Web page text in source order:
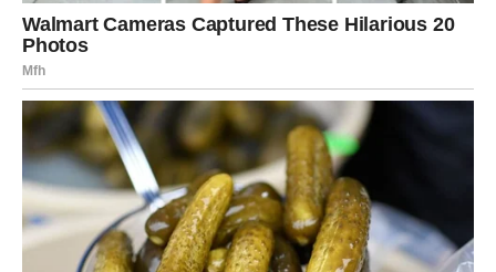
Ograničenja i realna očekivanja
U javnosti se često mogu pronaći pretjerane tvrdnje o širokom